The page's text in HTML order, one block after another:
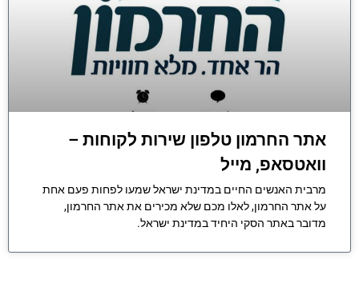
אתר החרמון טלפון שירות לקוחות –
וואטסאפ, מייל
מרבית האנשים החיים במדינת ישראל שמעו לפחות פעם אחת
על אתר החרמון, לאלו מכם שלא מכירים את אתר החרמון,
מדובר באתר הסקי היחיד במדינת ישראל.